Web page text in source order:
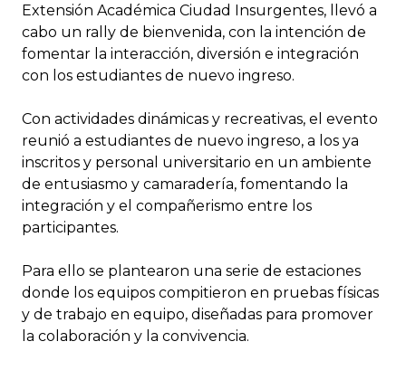
Extensión Académica Ciudad Insurgentes, llevó a
cabo un rally de bienvenida, con la intención de
fomentar la interacción, diversión e integración
con los estudiantes de nuevo ingreso.
Con actividades dinámicas y recreativas, el evento
reunió a estudiantes de nuevo ingreso, a los ya
inscritos y personal universitario en un ambiente
de entusiasmo y camaradería, fomentando la
integración y el compañerismo entre los
participantes.
Para ello se plantearon una serie de estaciones
donde los equipos compitieron en pruebas físicas
y de trabajo en equipo, diseñadas para promover
la colaboración y la convivencia.